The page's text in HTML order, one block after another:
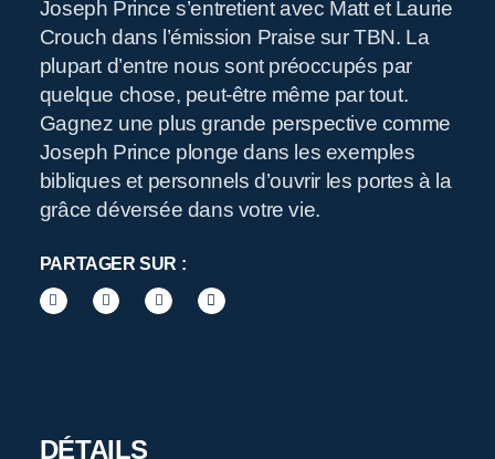
Joseph Prince s’entretient avec Matt et Laurie
Crouch dans l’émission Praise sur TBN. La
plupart d’entre nous sont préoccupés par
quelque chose, peut-être même par tout.
Gagnez une plus grande perspective comme
Joseph Prince plonge dans les exemples
bibliques et personnels d’ouvrir les portes à la
grâce déversée dans votre vie.
PARTAGER SUR :
DÉTAILS